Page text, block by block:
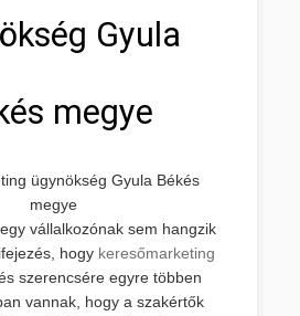
Gyula
megye
ügynökség Gyula Békés
megye
vállalkozónak sem hangzik
hogy keresőmarketing
szerencsére egyre többen
vannak, hogy a szakértők